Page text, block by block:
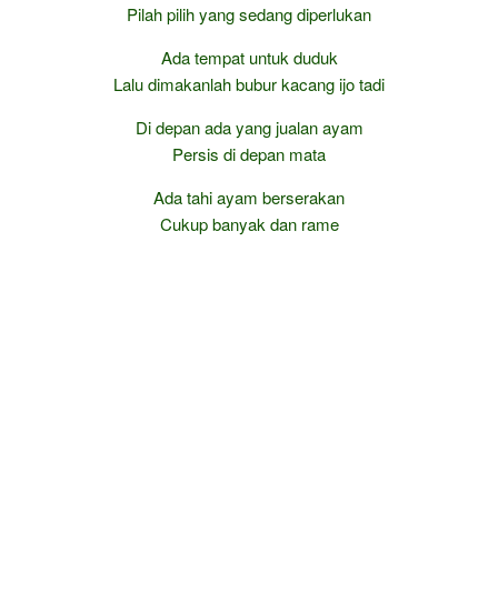
Pilah pilih yang sedang diperlukan
Ada tempat untuk duduk
Lalu dimakanlah bubur kacang ijo tadi
Di depan ada yang jualan ayam
Persis di depan mata
Ada tahi ayam berserakan
Cukup banyak dan rame